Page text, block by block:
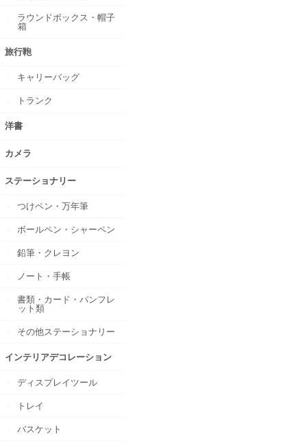
ラウンドボックス・帽子
箱
旅行鞄
キャリーバッグ
トランク
洋書
カメラ
ステーショナリー
つけペン・万年筆
ボールペン・シャーペン
鉛筆・クレヨン
ノート・手帳
書類・カード・パンフレ
ット類
その他ステーショナリー
インテリアデコレーション
ディスプレイツール
トレイ
バスケット